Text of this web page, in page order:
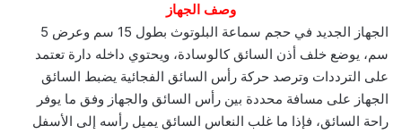
وصف الجهاز
الجهاز الجديد في حجم سماعة البلوتوث بطول 15 سم وعرض 5
سم، يوضع خلف أذن السائق كالوسادة، ويحتوي داخله دارة تعتمد
على الترددات وترصد حركة رأس السائق الفجائية يضبط السائق
الجهاز على مسافة محددة بين رأس السائق والجهاز وفق ما يوفر
راحة السائق، فإذا ما غلب النعاس السائق يميل رأسه إلى الأسفل